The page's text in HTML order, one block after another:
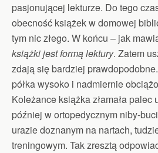
pasjonującej lekturze. Do tego
obecność książek w domowej
tym nic złego. W końcu – jak
książki jest formą lektury. Zatem
zdają się bardziej
półka wysoko i nadmiernie
Koleżance książka złamała palec
później w ortopedycznym niby-
urazie doznanym na nartach,
treningowym. Tak zresztą